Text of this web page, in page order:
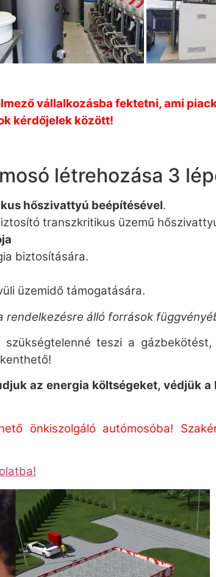
vállalkozásba fektetni, ami
kérdőjelek között!
létrehozása 3
hőszivattyú beépítésével.
transzkritikus üzemű
biztosítására.
üzemidő támogatására.
rendelkezésre álló források
teszi a
az energia költségeket, védjük
önkiszolgáló autómosóba!